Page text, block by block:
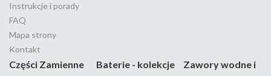
Instrukcje i porady
FAQ
Mapa strony
Kontakt
Części Zamienne Baterie - kolekcje
Zawory wodne i